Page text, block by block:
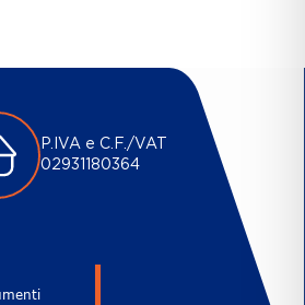
P.IVA e C.F./VAT
02931180364